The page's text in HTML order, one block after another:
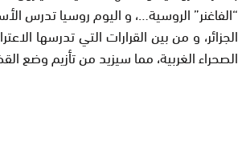
“الفاغنر” الروسية…، و اليوم روسيا تدرس
الجزائر، و من بين القرارات التي تدرسها
الصحراء الغربية، مما سيزيد من تأزيم وضع